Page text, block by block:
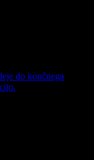
do končnega